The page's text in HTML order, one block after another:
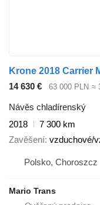
Krone 2018 Carrier
14 630 €
63 000 PLN ≈
Návěs chladírenský
2018
7 300 km
Zavěšení vzduchové/
Polsko, Choroszcz
Mario Trans